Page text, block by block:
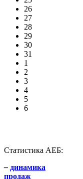
26
27
28
29
30
31
1
2
3
4
5
6
Статистика АЕБ:
– динамика
продаж